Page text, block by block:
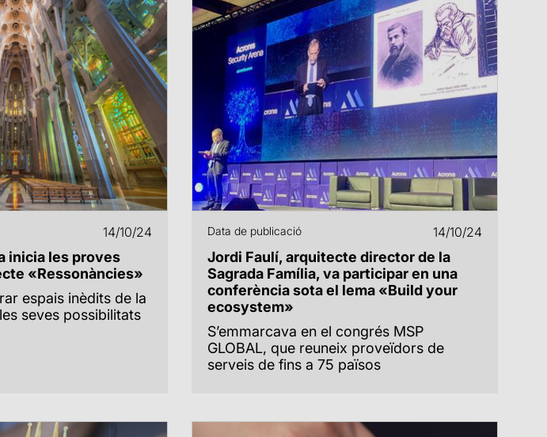
14/10/24
inicia les proves
«Ressonàncies»
espais inèdits de la
seves possibilitats
Data de publicació 14/10/24
Jordi Faulí, arquitecte director de la
Sagrada Família, va participar en una
conferència sota el lema «Build your
ecosystem»
S’emmarcava en el congrés MSP
GLOBAL, que reuneix proveïdors de
serveis de fins a 75 països